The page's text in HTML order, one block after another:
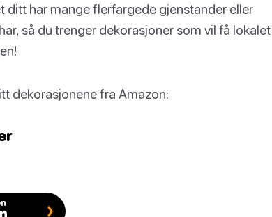
har mange flerfargede gjenstander eller
så du trenger dekorasjoner som vil få lokalet
dekorasjonene fra Amazon: